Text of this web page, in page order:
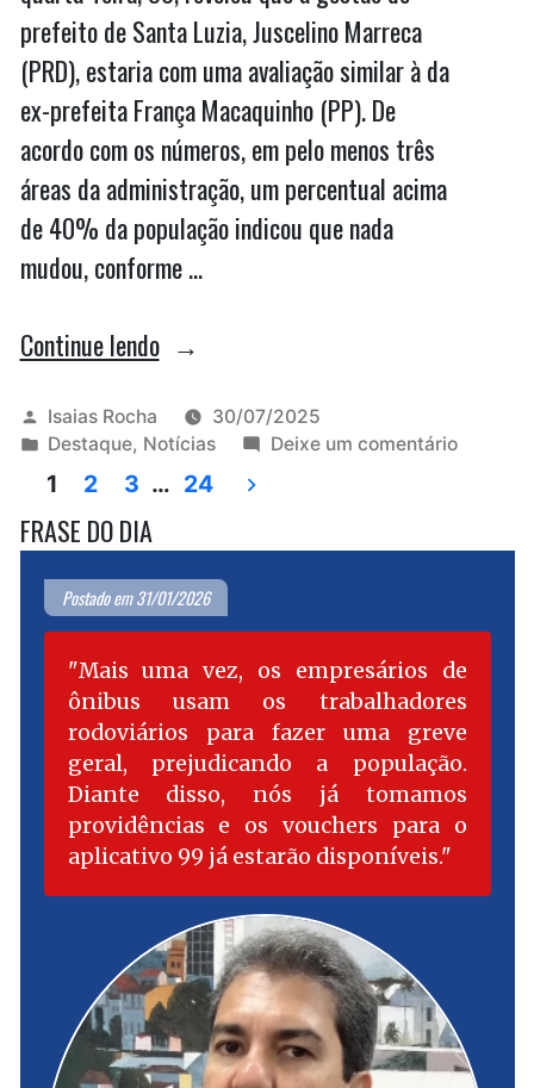
prefeito de Santa Luzia, Juscelino Marreca
(PRD), estaria com uma avaliação similar à da
ex-prefeita França Macaquinho (PP). De
acordo com os números, em pelo menos três
áreas da administração, um percentual acima
de 40% da população indicou que nada
mudou, conforme …
Continue lendo“Santa
avaliação
de
Marreca
similar
à
de
Macaquinho”
Publicado
por
Isaias Rocha
30/07/2025
Publicado
em
Destaque, Notícias Deixe um comentárioem
de
similar
à
Paginação
de
posts
1 2 3 … 24
FRASE DO DIA
Postado em 31/01/2026
Mais uma vez, os empresários de
ônibus usam os trabalhadores
rodoviários para fazer uma greve
geral, prejudicando a população.
Diante disso, nós já tomamos
providências e os vouchers para o
aplicativo 99 já estarão disponíveis.